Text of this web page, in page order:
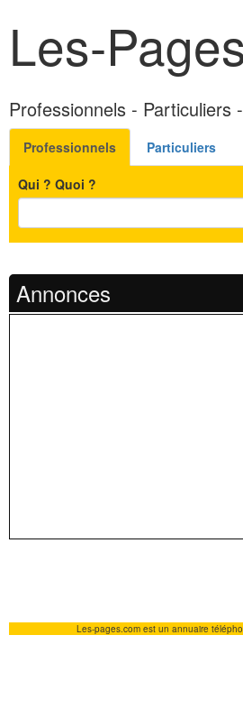
Les-
Professionnels - Particuliers
Professionnels Particuliers
Qui ? Quoi ?
Annonces
Les-pages.com est un annuaire